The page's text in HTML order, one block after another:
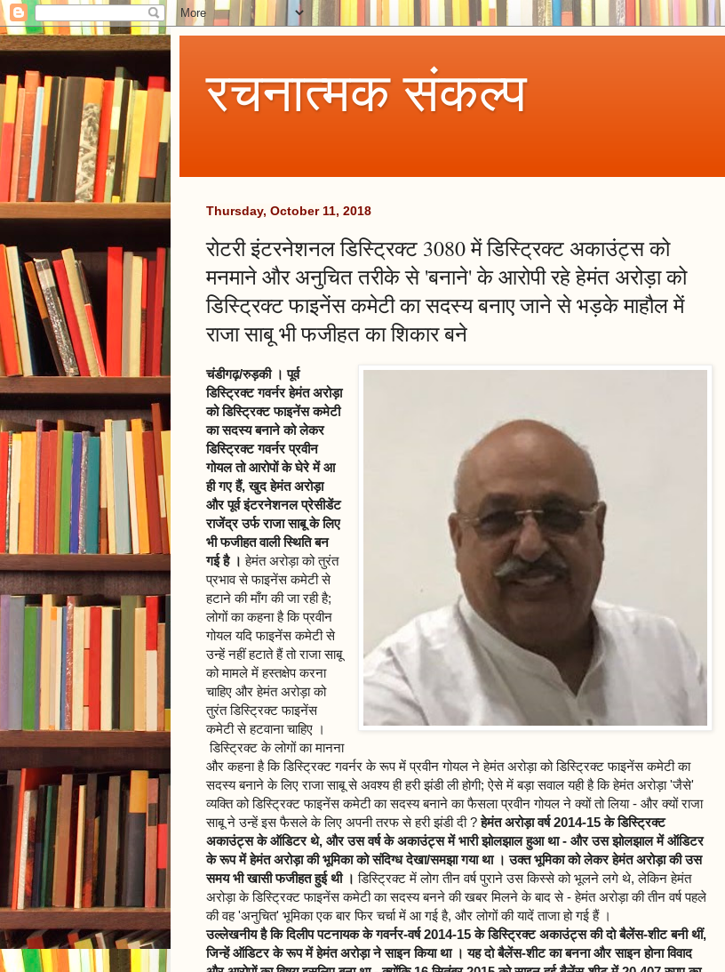
रचनात्मक संकल्प
Thursday, October 11, 2018
रोटरी इंटरनेशनल डिस्ट्रिक्ट 3080 में डिस्ट्रिक्ट अकाउंट्स को
मनमाने और अनुचित तरीके से 'बनाने' के आरोपी रहे हेमंत अरोड़ा को
डिस्ट्रिक्ट फाइनेंस कमेटी का सदस्य बनाए जाने से भड़के माहौल में
राजा साबू भी फजीहत का शिकार बने
चंडीगढ़/रुड़की । पूर्व
डिस्ट्रिक्ट गवर्नर हेमंत अरोड़ा
को डिस्ट्रिक्ट फाइनेंस कमेटी
का सदस्य बनाने को लेकर
डिस्ट्रिक्ट गवर्नर प्रवीन
गोयल तो आरोपों के घेरे में आ
ही गए हैं, खुद हेमंत अरोड़ा
और पूर्व इंटरनेशनल प्रेसीडेंट
राजेंद्र उर्फ राजा साबू के लिए
भी फजीहत वाली स्थिति बन
गई है ।हेमंत अरोड़ा को तुरंत
प्रभाव से फाइनेंस कमेटी से
हटाने की माँग की जा रही है;
लोगों का कहना है कि प्रवीन
गोयल यदि फाइनेंस कमेटी से
उन्हें नहीं हटाते हैं तो राजा साबू
को मामले में हस्तक्षेप करना
चाहिए और हेमंत अरोड़ा को
तुरंत डिस्ट्रिक्ट फाइनेंस
कमेटी से हटवाना चाहिए ।
डिस्ट्रिक्ट के लोगों का मानना
और कहना है कि डिस्ट्रिक्ट गवर्नर के रूप में प्रवीन गोयल ने हेमंत अरोड़ा को डिस्ट्रिक्ट फाइनेंस कमेटी का
सदस्य बनाने के लिए राजा साबू से अवश्य ही हरी झंडी ली होगी; ऐसे में बड़ा सवाल यही है कि हेमंत अरोड़ा 'जैसे'
व्यक्ति को डिस्ट्रिक्ट फाइनेंस कमेटी का सदस्य बनाने का फैसला प्रवीन गोयल ने क्यों तो लिया - और क्यों राजा
साबू ने उन्हें इस फैसले के लिए अपनी तरफ से हरी झंडी दी ?हेमंत अरोड़ा वर्ष 2014-15 के डिस्ट्रिक्ट
अकाउंट्स के ऑडिटर थे, और उस वर्ष के अकाउंट्स में भारी झोलझाल हुआ था - और उस झोलझाल में ऑडिटर
के रूप में हेमंत अरोड़ा की भूमिका को संदिग्ध देखा/समझा गया था । उक्त भूमिका को लेकर हेमंत अरोड़ा की उस
समय भी खासी फजीहत हुई थी । डिस्ट्रिक्ट में लोग तीन वर्ष पुराने उस किस्से को भूलने लगे थे, लेकिन हेमंत
अरोड़ा के डिस्ट्रिक्ट फाइनेंस कमेटी का सदस्य बनने की खबर मिलने के बाद से - हेमंत अरोड़ा की तीन वर्ष पहले
की वह 'अनुचित' भूमिका एक बार फिर चर्चा में आ गई है, और लोगों की यादें ताजा हो गई हैं ।
उल्लेखनीय है कि दिलीप पटनायक के गवर्नर-वर्ष 2014-15 के डिस्ट्रिक्ट अकाउंट्स की दो बैलेंस-शीट बनी थीं,
जिन्हें ऑडिटर के रूप में हेमंत अरोड़ा ने साइन किया था । यह दो बैलेंस-शीट का बनना और साइन होना विवाद